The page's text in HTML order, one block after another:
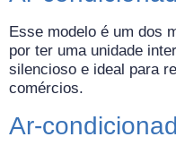
Esse modelo é um dos
por ter uma unidade
silencioso e ideal para
comércios.
Ar-